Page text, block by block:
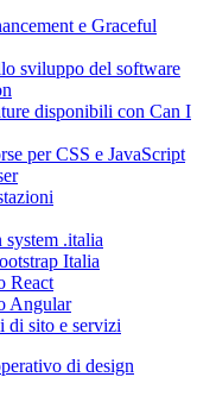
e Graceful
sviluppo del software
disponibili con Can I
per CSS e JavaScript
.italia
Italia
React
Angular
di sito e servizi
di design